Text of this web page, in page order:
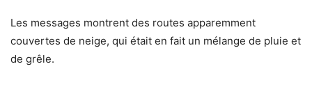
Les messages montrent des routes apparemment
couvertes de neige, qui était en fait un mélange de pluie et
de grêle.